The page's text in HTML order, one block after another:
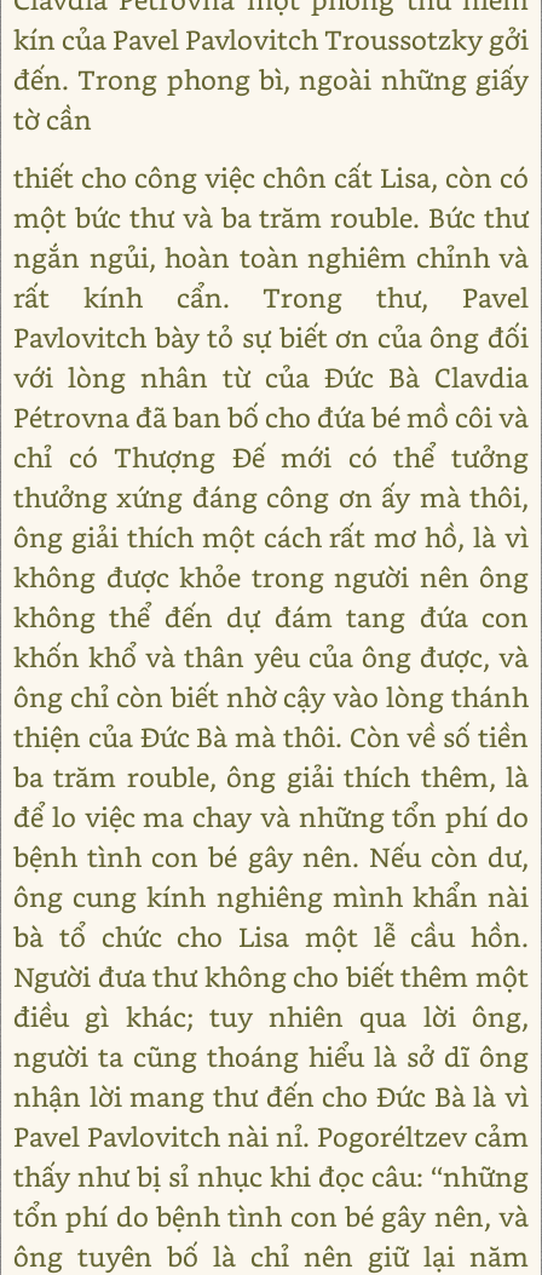
kín của Pavel Pavlovitch Troussotzky gởi
đến. Trong phong bì, ngoài những giấy
tờ cần
thiết cho công việc chôn cất Lisa, còn có
một bức thư và ba trăm rouble. Bức thư
ngắn ngủi, hoàn toàn nghiêm chỉnh và
rất kính cẩn. Trong thư, Pavel
Pavlovitch bày tỏ sự biết ơn của ông đối
với lòng nhân từ của Đức Bà Clavdia
Pétrovna đã ban bố cho đứa bé mồ côi và
chỉ có Thượng Đế mới có thể tưởng
thưởng xứng đáng công ơn ấy mà thôi,
ông giải thích một cách rất mơ hồ, là vì
không được khỏe trong người nên ông
không thể đến dự đám tang đứa con
khốn khổ và thân yêu của ông được, và
ông chỉ còn biết nhờ cậy vào lòng thánh
thiện của Đức Bà mà thôi. Còn về số tiền
ba trăm rouble, ông giải thích thêm, là
để lo việc ma chay và những tổn phí do
bệnh tình con bé gây nên. Nếu còn dư,
ông cung kính nghiêng mình khẩn nài
bà tổ chức cho Lisa một lễ cầu hồn.
Người đưa thư không cho biết thêm một
điều gì khác; tuy nhiên qua lời ông,
người ta cũng thoáng hiểu là sở dĩ ông
nhận lời mang thư đến cho Đức Bà là vì
Pavel Pavlovitch nài nỉ. Pogoréltzev cảm
thấy như bị sỉ nhục khi đọc câu: ‘‘những
tổn phí do bệnh tình con bé gây nên, và
ông tuyên bố là chỉ nên giữ lại năm